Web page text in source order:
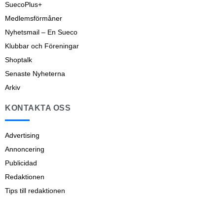
SuecoPlus+
Medlemsförmåner
Nyhetsmail – En Sueco
Klubbar och Föreningar
Shoptalk
Senaste Nyheterna
Arkiv
KONTAKTA OSS
Advertising
Annoncering
Publicidad
Redaktionen
Tips till redaktionen